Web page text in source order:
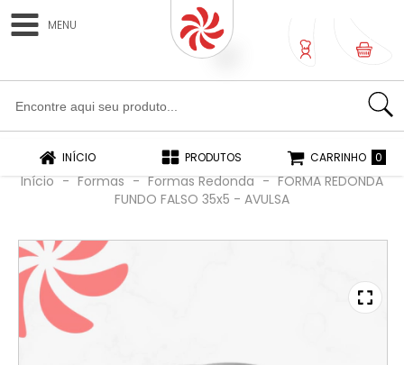
MENU
0
INÍCIO PRODUTOS CARRINHO 0
Início - Formas - Formas Redonda - FORMA REDONDA
FUNDO FALSO 35x5 - AVULSA